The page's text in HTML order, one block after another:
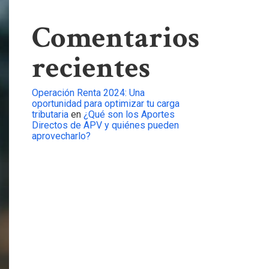
Comentarios
recientes
Operación Renta 2024: Una
oportunidad para optimizar tu carga
tributaria en¿Qué son los Aportes
Directos de APV y quiénes pueden
aprovecharlo?